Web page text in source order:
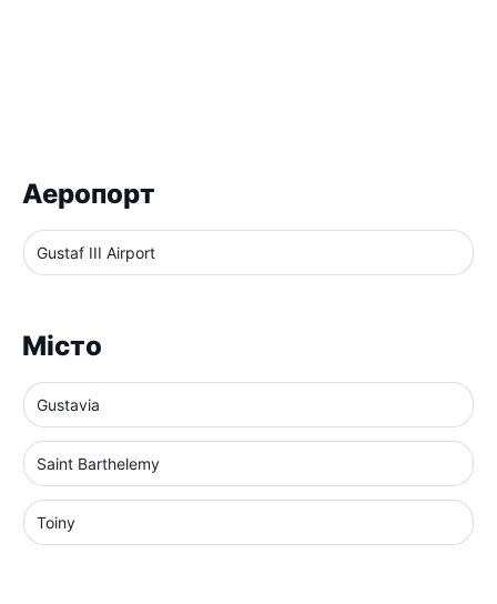
Аеропорт
Gustaf III Airport
Місто
Gustavia
Saint Barthelemy
Toiny